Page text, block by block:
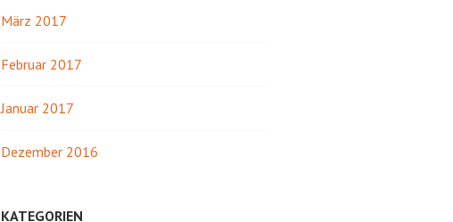
März 2017
Februar 2017
Januar 2017
Dezember 2016
KATEGORIEN